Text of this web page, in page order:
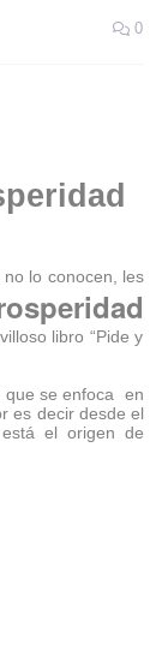
0
lo conocen, les
libro “Pide y
se enfoca
en
es decir desde el
el origen de